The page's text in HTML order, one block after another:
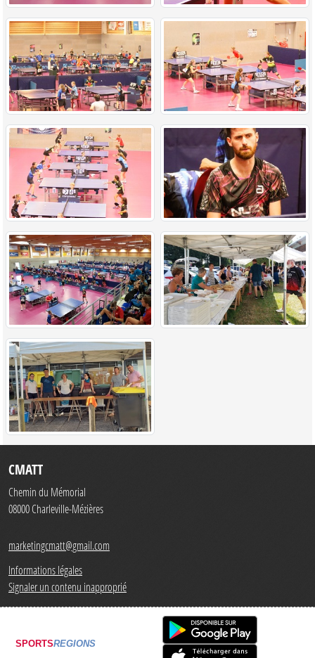
CMATT
Chemin du Mémorial
08000Charleville-Mézières
marketingcmatt@gmail.com
Informations légales
Signaler un contenu inapproprié
SPORTSREGIONS